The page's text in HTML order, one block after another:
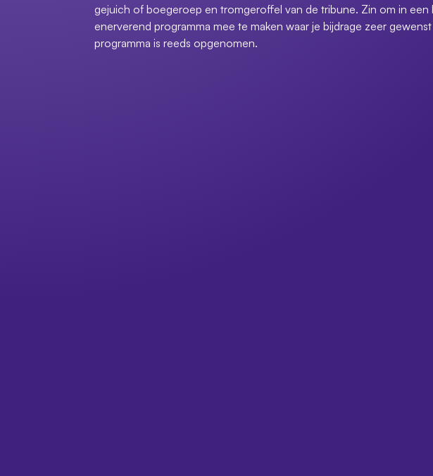
gejuich of boegeroep en tromgeroffel van de tribune. Zin om in een
enerverend programma mee te maken waar je bijdrage zeer
programma is reeds opgenomen.